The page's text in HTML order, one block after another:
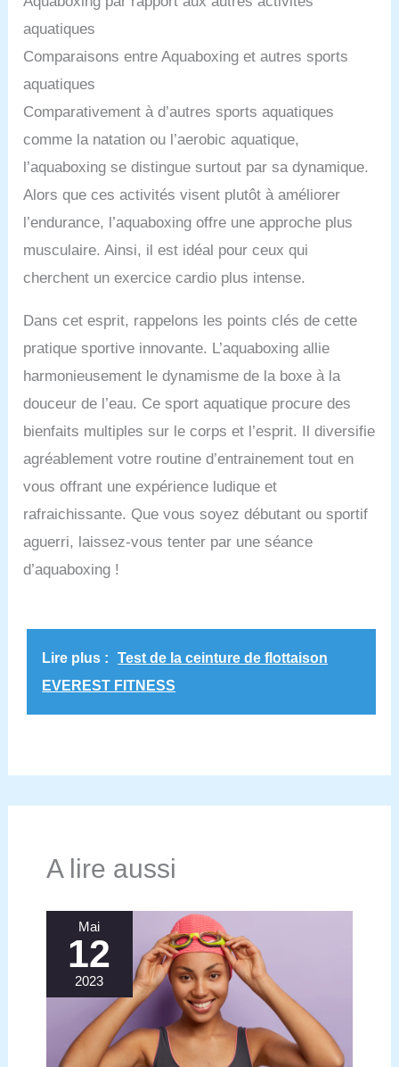
aquatiques
Comparaisons entre Aquaboxing et autres sports
aquatiques
Comparativement à d’autres sports aquatiques
comme la natation ou l’aerobic aquatique,
l’aquaboxing se distingue surtout par sa dynamique.
Alors que ces activités visent plutôt à améliorer
l’endurance, l’aquaboxing offre une approche plus
musculaire. Ainsi, il est idéal pour ceux qui
cherchent un exercice cardio plus intense.
Dans cet esprit, rappelons les points clés de cette
pratique sportive innovante. L’aquaboxing allie
harmonieusement le dynamisme de la boxe à la
douceur de l’eau. Ce sport aquatique procure des
bienfaits multiples sur le corps et l’esprit. Il diversifie
agréablement votre routine d’entrainement tout en
vous offrant une expérience ludique et
rafraichissante. Que vous soyez débutant ou sportif
aguerri, laissez-vous tenter par une séance
d’aquaboxing !
Lire plus :
Test de la ceinture de flottaison
EVEREST FITNESS
A lire aussi
Mai
12
2023